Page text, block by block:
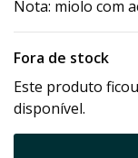
Nota: miolo com
Fora de stock
Este produto
disponível.